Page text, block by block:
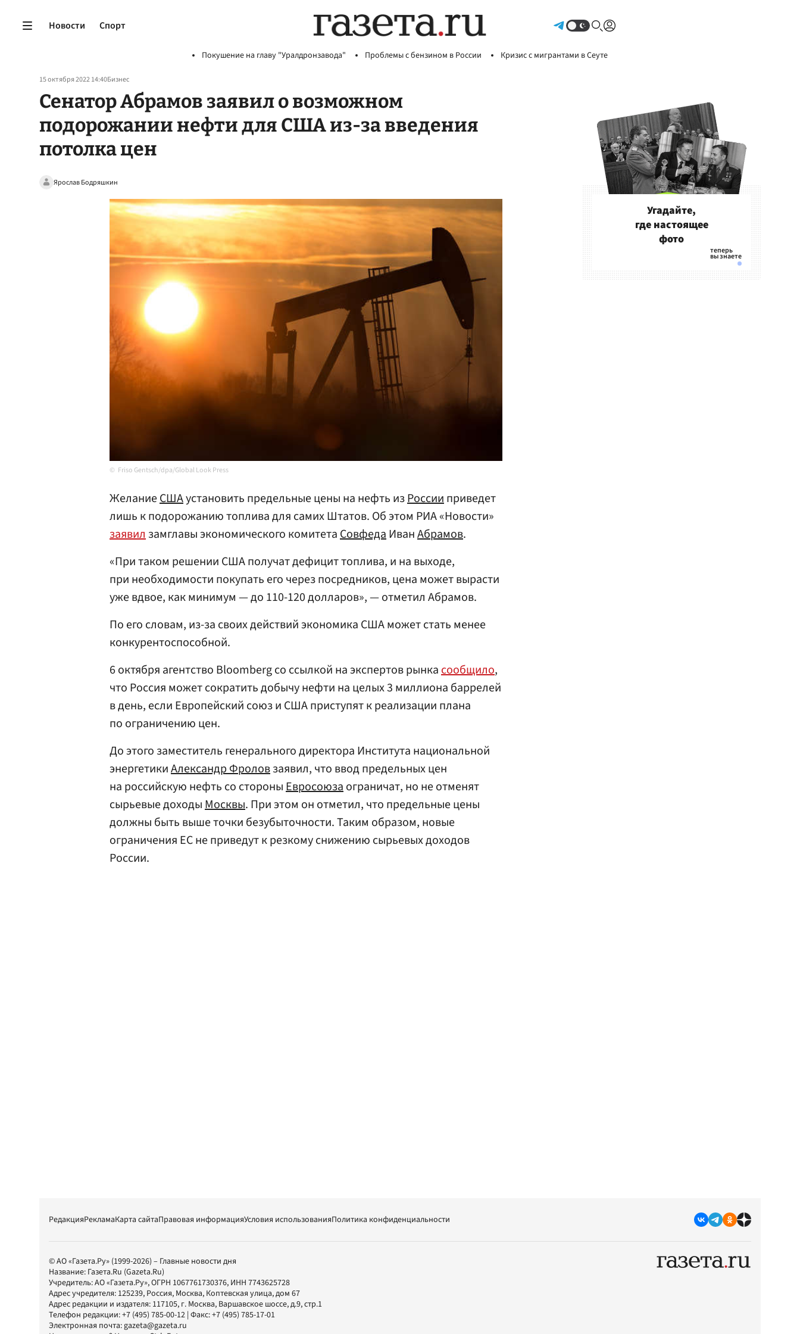
Новости Спорт
Покушение на главу "Уралдронзавода" Проблемы с бензином в России Кризис с мигрантами в Сеуте
15 октября 2022 14:40Бизнес
Сенатор Абрамов заявил о возможном
подорожании нефти для США из-за введения
потолка цен
Ярослав Бодряшкин
Friso Gentsch/dpa/Global Look Press
ЖеланиеСШАустановить предельные цены на нефть изРоссииприведет
лишь к подорожанию топлива для самих Штатов. Об этом РИА «Новости»
заявилзамглавы экономического комитетаСовфедаИванАбрамов.
«При таком решении США получат дефицит топлива, и на выходе,
при необходимости покупать его через посредников, цена может вырасти
уже вдвое, как минимум — до 110-120 долларов», — отметил Абрамов.
По его словам, из-за своих действий экономика США может стать менее
конкурентоспособной.
6 октября агентство Bloomberg со ссылкой на экспертов рынкасообщило,
что Россия может сократить добычу нефти на целых 3 миллиона баррелей
в день, если Европейский союз и США приступят к реализации плана
по ограничению цен.
До этого заместитель генерального директора Института национальной
энергетикиАлександр Фроловзаявил, что ввод предельных цен
на российскую нефть со стороныЕвросоюзаограничат, но не отменят
сырьевые доходыМосквы. При этом он отметил, что предельные цены
должны быть выше точки безубыточности. Таким образом, новые
ограничения ЕС не приведут к резкому снижению сырьевых доходов
России.
Угадайте,
где настоящее
фото
РедакцияРекламаКарта сайтаПравовая информацияУсловия использованияПолитика конфиденциальности
© АО «Газета.Ру» (1999-2026) – Главные новости дня
Название: Газета.Ru (Gazeta.Ru)
Учредитель:АО «Газета.Ру», ОГРН 1067761730376, ИНН 7743625728
Адрес учредителя: 125239, Россия, Москва, Коптевская улица, дом 67
Адрес редакции и издателя: 117105, г. Москва, Варшавское шоссе, д.9, стр.1
Телефон редакции:+7 (495) 785-00-12 | Факс:+7 (495) 785-17-01
Электронная почта:gazeta@gazeta.ru